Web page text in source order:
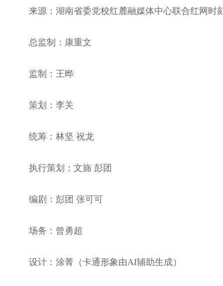
来源：湖南省委党校红麓融媒体中心联合红网时
总监制：康重文
监制：王晔
策划：李关
统筹：林坚 祝龙
执行策划：文旆 彭团
编剧：彭团 张可可
场务：曾勇超
设计：涂菁（卡通形象由AI辅助生成）